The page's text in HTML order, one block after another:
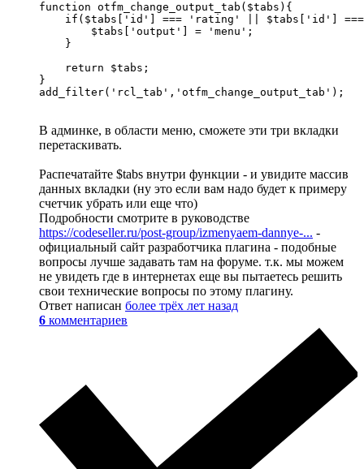
function otfm_change_output_tab($tabs){
if($tabs['id'] === 'rating' || $tabs['id']
        $tabs['output'] = 'menu';
    }
    return $tabs;
}
add_filter('rcl_tab','otfm_change_output_tab');
В админке, в области меню, сможете эти три вкладки
перетаскивать.
Распечатайте $tabs внутри функции - и увидите массив
данных вкладки (ну это если вам надо будет к примеру
счетчик убрать или еще что)
Подробности смотрите в руководстве
https://codeseller.ru/post-group/izmenyaem-dannye-... -
официальный сайт разработчика плагина - подобные
вопросы лучше задавать там на форуме. т.к. мы можем
не увидеть где в интернетах еще вы пытаетесь решить
свои технические вопросы по этому плагину.
Ответ написан более трёх лет назад
6 комментариев